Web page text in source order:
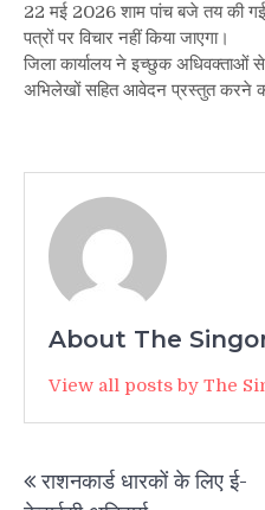
22 मई 2026 शाम पांच बजे तय की
पत्रों पर विचार नहीं किया जाएगा।
जिला कार्यालय ने इच्छुक अधिवक्ताओं
अभिलेखों सहित आवेदन प्रस्तुत करने
About The
View all posts by The
navigation
राशनकार्ड धारकों के लिए ई-